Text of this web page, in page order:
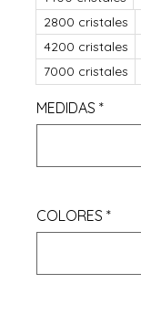
2800 cristales
4200 cristales
7000 cristales
MEDIDAS *
COLORES *